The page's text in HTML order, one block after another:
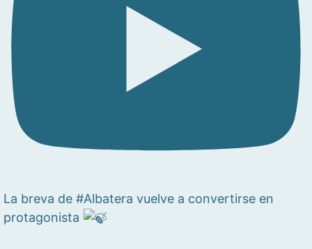
La breva de #Albatera vuelve a convertirse en
protagonista